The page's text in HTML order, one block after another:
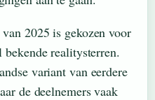
2025 is gekozen voor
realitysterren.
variant van eerdere
de deelnemers vaak